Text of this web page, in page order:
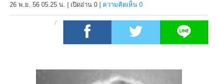
26 พ.ย. 56 05.25 น. เปิดอ่าน 0 ความคิดเห็น 0